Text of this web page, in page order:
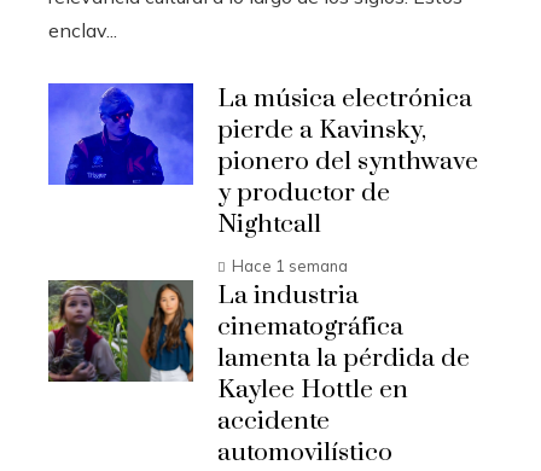
enclav...
La música electrónica
pierde a Kavinsky,
pionero del synthwave
y productor de
Nightcall
Hace 1 semana
La industria
cinematográfica
lamenta la pérdida de
Kaylee Hottle en
accidente
automovilístico